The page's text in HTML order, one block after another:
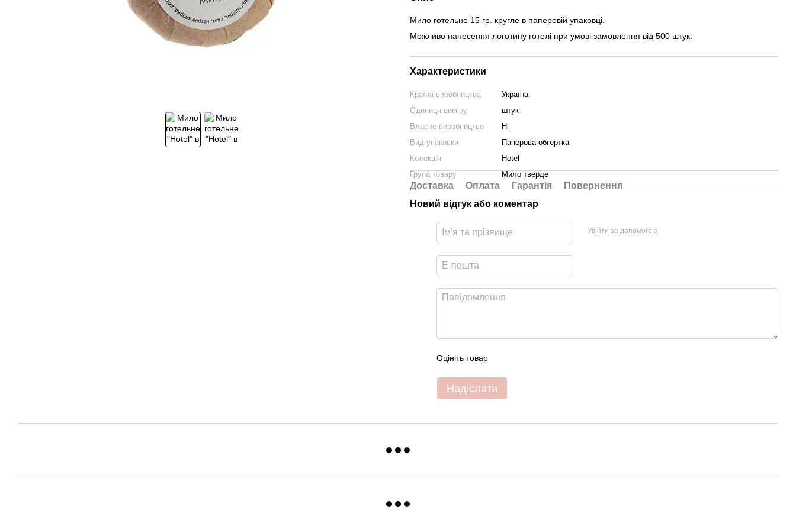
Мило готельне 15 гр. кругле в паперовій упаковці.
Можливо нанесення логотипу готелі при умові замовлення від 500 штук.
Характеристики
Країна виробництва
Україна
Одиниця виміру
штук
Власне виробництво
Ні
Вид упаковки
Паперова обгортка
Колекція
Hotel
Група товару
Мило тверде
Доставка Оплата Гарантія
Повернення
Новий відгук або коментар
Увійти за допомогою
Оцініть товар
Надіслати